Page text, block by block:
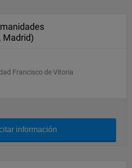
Madrid)
Francisco de Vitoria
información